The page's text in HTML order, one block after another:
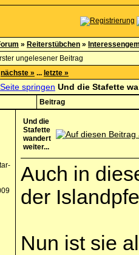
» Reiterstübchen »
ungelesener Beitrag
nächste » ... letzte »
Und die Stafette
Beitrag
Und die
Stafette
wandert
weiter...
Auch in
der
Nun ist sie